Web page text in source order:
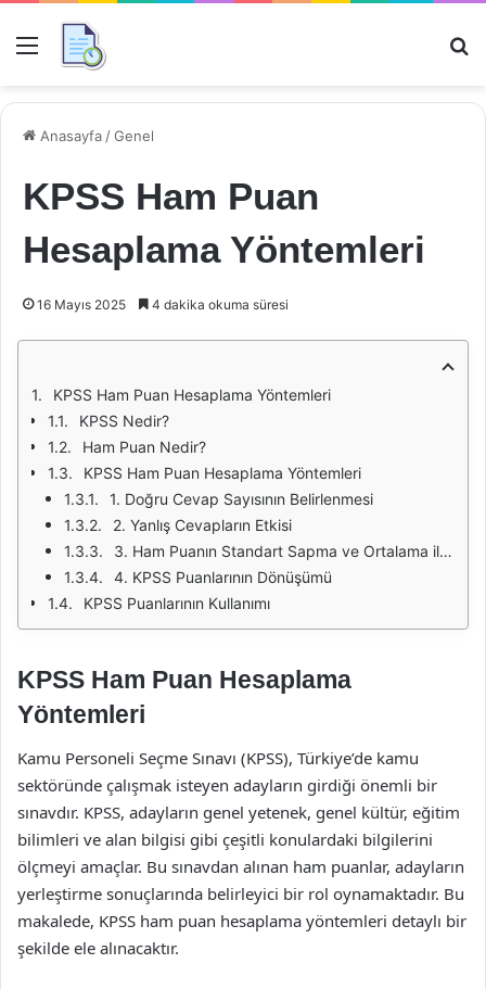
Menü
Anasayfa /Genel
KPSS Ham Puan
Hesaplama Yöntemleri
16 Mayıs 2025 4 dakika okuma süresi
KPSS Ham Puan Hesaplama Yöntemleri
KPSS Nedir?
Ham Puan Nedir?
KPSS Ham Puan Hesaplama Yöntemleri
1. Doğru Cevap Sayısının Belirlenmesi
2. Yanlış Cevapların Etkisi
3. Ham Puanın Standart Sapma ve Ortalama ile Hesaplanması
4. KPSS Puanlarının Dönüşümü
KPSS Puanlarının Kullanımı
KPSS Ham Puan Hesaplama
Yöntemleri
Kamu Personeli Seçme Sınavı (KPSS), Türkiye’de kamu
sektöründe çalışmak isteyen adayların girdiği önemli bir
sınavdır. KPSS, adayların genel yetenek, genel kültür, eğitim
bilimleri ve alan bilgisi gibi çeşitli konulardaki bilgilerini
ölçmeyi amaçlar. Bu sınavdan alınan ham puanlar, adayların
yerleştirme sonuçlarında belirleyici bir rol oynamaktadır. Bu
makalede, KPSS ham puan hesaplama yöntemleri detaylı bir
şekilde ele alınacaktır.